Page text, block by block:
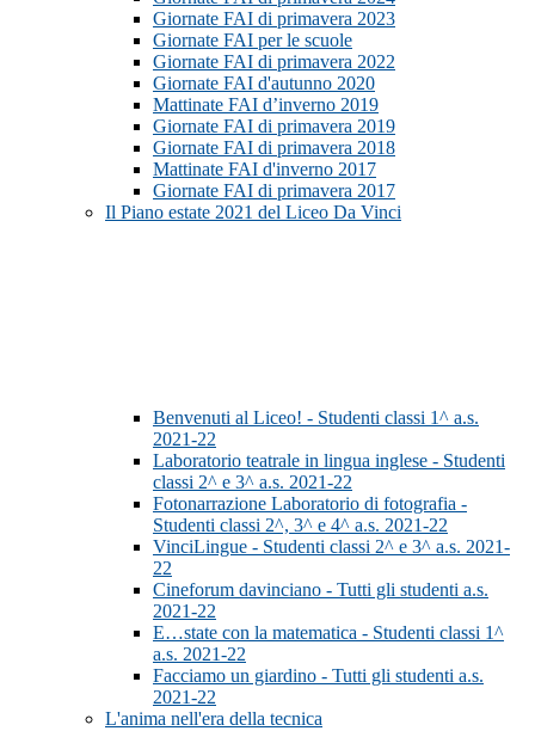
Giornate FAI di primavera 2023
Giornate FAI per le scuole
Giornate FAI di primavera 2022
Giornate FAI d'autunno 2020
Mattinate FAI d’inverno 2019
Giornate FAI di primavera 2019
Giornate FAI di primavera 2018
Mattinate FAI d'inverno 2017
Giornate FAI di primavera 2017
Il Piano estate 2021 del Liceo Da Vinci
Benvenuti al Liceo! - Studenti classi 1^ a.s.
2021-22
Laboratorio teatrale in lingua inglese - Studenti
classi 2^ e 3^ a.s. 2021-22
Fotonarrazione Laboratorio di fotografia -
Studenti classi 2^, 3^ e 4^ a.s. 2021-22
VinciLingue - Studenti classi 2^ e 3^ a.s. 2021-
22
Cineforum davinciano - Tutti gli studenti a.s.
2021-22
E…state con la matematica - Studenti classi 1^
a.s. 2021-22
Facciamo un giardino - Tutti gli studenti a.s.
2021-22
L'anima nell'era della tecnica